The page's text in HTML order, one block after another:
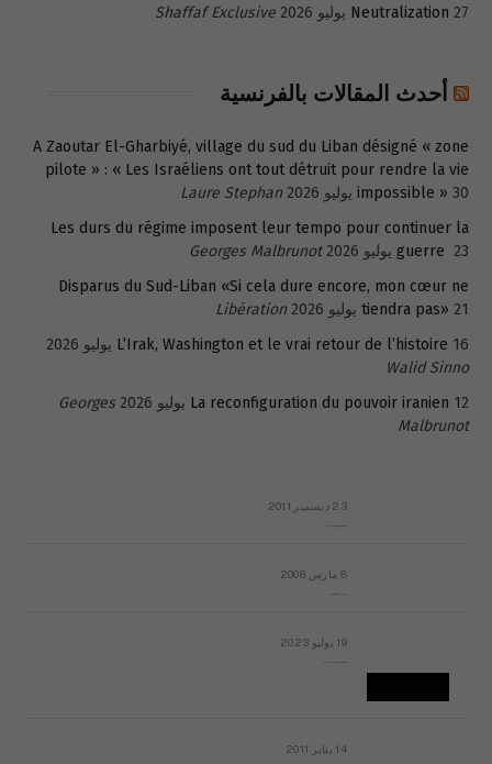
Neutralization 27 يوليو 2026 Shaffaf Exclusive
أحدث المقالات بالفرنسية
A Zaoutar El-Gharbiyé, village du sud du Liban désigné « zone
pilote » : « Les Israéliens ont tout détruit pour rendre la vie
impossible » 30 يوليو 2026
Laure Stephan
Les durs du régime imposent leur tempo pour continuer la
guerre 23 يوليو 2026
Georges Malbrunot
Disparus du Sud-Liban «Si cela dure encore, mon cœur ne
tiendra pas» 21 يوليو 2026
Libération
L’Irak, Washington et le vrai retour de l’histoire 16 يوليو 2026
Walid Sinno
La reconfiguration du pouvoir iranien 12 يوليو 2026
Georges
Malbrunot
23 ديسمبر 2011
8 مارس 2008
19 يوليو 2023
14 يناير 2011